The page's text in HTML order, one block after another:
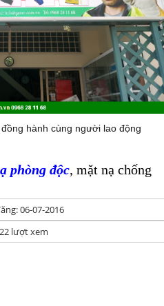
hành cùng người lao động
phòng độc, mặt nạ chống
06-07-2016
lượt xem